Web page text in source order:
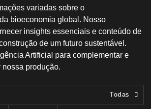
variadas sobre o
bioeconomia global. Nosso
insights essenciais e conteúdo de
de um futuro sustentável.
Artificial para complementar e
produção.
Todas